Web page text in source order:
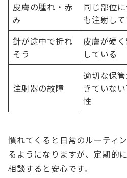
皮膚の腫れ・赤
み
同じ部位
も注射し
針が途中で折れ
そう
皮膚が硬
している
注射器の故障
適切な保
きていな
性
慣れてくると日常のルーティ
るようになりますが、定期的
相談すると安心です。